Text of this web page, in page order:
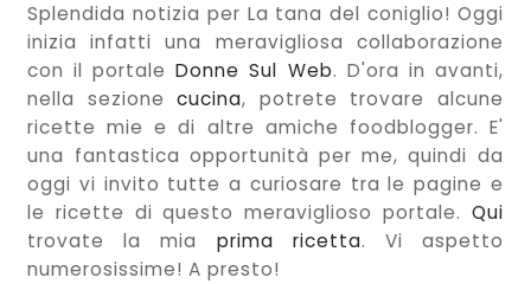
Splendida notizia per La tana del coniglio! Oggi
inizia infatti una meravigliosa collaborazione
con il portaleDonne Sul Web. D'ora in avanti,
nella sezionecucina, potrete trovare alcune
ricette mie e di altre amiche foodblogger. E'
una fantastica opportunità per me, quindi da
oggi vi invito tutte a curiosare tra le pagine e
le ricette di questo meraviglioso portale. Qui
trovate la mia prima ricetta. Vi aspetto
numerosissime! A presto!